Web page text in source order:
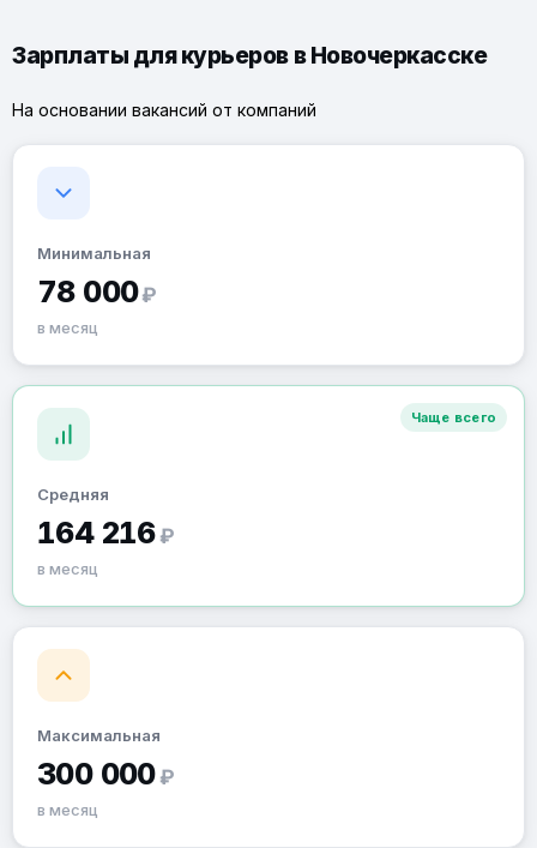
Зарплаты для курьеров в Новочеркасске
На основании вакансий от компаний
Минимальная
78 000₽
в месяц
Чаще всего
Средняя
164 216 ₽
в месяц
Максимальная
300 000 ₽
в месяц